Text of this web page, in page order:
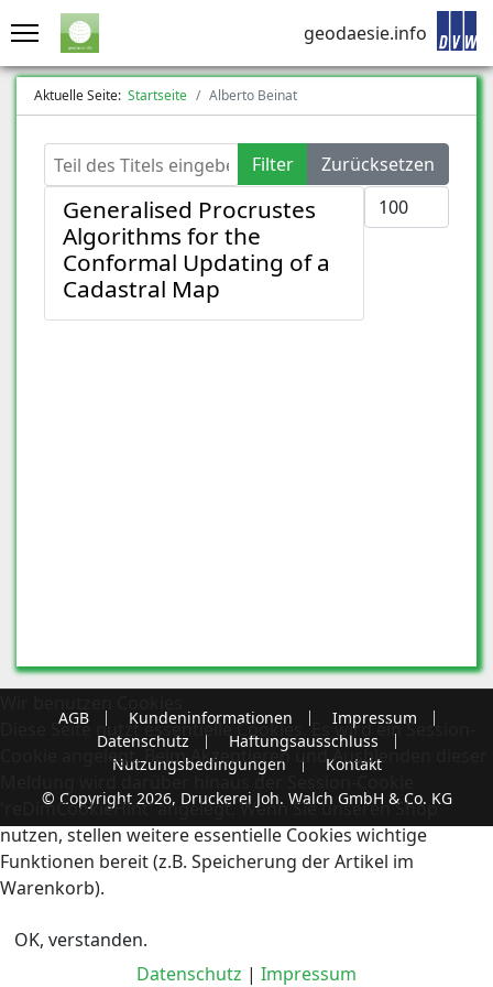
geodaesie.info
Aktuelle Seite: Startseite Alberto Beinat
Teil des Titels eingeben Filter
Zurücksetzen
Anzeige #
Generalised Procrustes
Algorithms for the
Conformal Updating of a
Cadastral Map
AGB Kundeninformationen
Impressum
Datenschutz
Haftungsausschluss
Nutzungsbedingungen
Kontakt
© Copyright 2026, Druckerei Joh. Walch GmbH & Co. KG
Diese Seite nutzt essentielle Cookies. Es wird ein Session-
Cookie angelegt. Beim Akzeptieren und Ausblenden dieser
Meldung wird darüber hinaus der Session-Cookie
'reDimCookieHint' angelegt. Wenn Sie unseren Shop
nutzen, stellen weitere essentielle Cookies wichtige
Funktionen bereit (z.B. Speicherung der Artikel im
Warenkorb).
OK, verstanden.
Datenschutz | Impressum